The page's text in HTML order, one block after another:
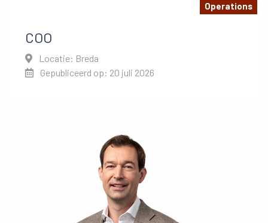
Operations
COO
Locatie: Breda
Gepubliceerd op: 20 juli 2026